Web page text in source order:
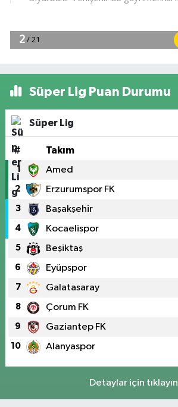
Süper Lig Puan Durumu
Süper Lig
# Takım
1 Amed
2 Erzurumspor FK
3 Başakşehir
4 Kocaelispor
5 Beşiktaş
6 Eyüpspor
7 Galatasaray
8 Çorum FK
9 Gaziantep FK
10 Alanyaspor
Detaylar için tıklayın